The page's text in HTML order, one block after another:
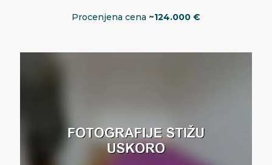
Procenjena cena ~124.000 €